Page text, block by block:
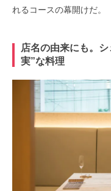
れるコースの幕開けだ。
店名の由来にも。
実”な料理